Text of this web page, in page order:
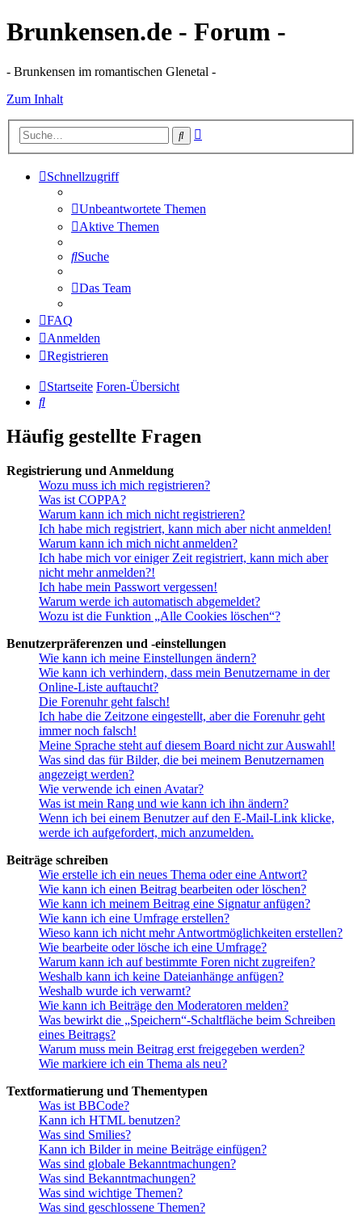
Brunkensen.de - Forum -
- Brunkensen im romantischen Glenetal -
Zum Inhalt
Suche
Schnellzugriff
Unbeantwortete Themen
Aktive Themen
Suche
Das Team
FAQ
Anmelden
Registrieren
Startseite Foren-Übersicht
Suche
Häufig gestellte Fragen
Registrierung und Anmeldung
Wozu muss ich mich registrieren?
Was ist COPPA?
Warum kann ich mich nicht registrieren?
Ich habe mich registriert, kann mich aber nicht anmelden!
Warum kann ich mich nicht anmelden?
Ich habe mich vor einiger Zeit registriert, kann mich aber
nicht mehr anmelden?!
Ich habe mein Passwort vergessen!
Warum werde ich automatisch abgemeldet?
Wozu ist die Funktion „Alle Cookies löschen“?
Benutzerpräferenzen und -einstellungen
Wie kann ich meine Einstellungen ändern?
Wie kann ich verhindern, dass mein Benutzername in der
Online-Liste auftaucht?
Die Forenuhr geht falsch!
Ich habe die Zeitzone eingestellt, aber die Forenuhr geht
immer noch falsch!
Meine Sprache steht auf diesem Board nicht zur Auswahl!
Was sind das für Bilder, die bei meinem Benutzernamen
angezeigt werden?
Wie verwende ich einen Avatar?
Was ist mein Rang und wie kann ich ihn ändern?
Wenn ich bei einem Benutzer auf den E-Mail-Link klicke,
werde ich aufgefordert, mich anzumelden.
Beiträge schreiben
Wie erstelle ich ein neues Thema oder eine Antwort?
Wie kann ich einen Beitrag bearbeiten oder löschen?
Wie kann ich meinem Beitrag eine Signatur anfügen?
Wie kann ich eine Umfrage erstellen?
Wieso kann ich nicht mehr Antwortmöglichkeiten erstellen?
Wie bearbeite oder lösche ich eine Umfrage?
Warum kann ich auf bestimmte Foren nicht zugreifen?
Weshalb kann ich keine Dateianhänge anfügen?
Weshalb wurde ich verwarnt?
Wie kann ich Beiträge den Moderatoren melden?
Was bewirkt die „Speichern“-Schaltfläche beim Schreiben
eines Beitrags?
Warum muss mein Beitrag erst freigegeben werden?
Wie markiere ich ein Thema als neu?
Textformatierung und Thementypen
Was ist BBCode?
Kann ich HTML benutzen?
Was sind Smilies?
Kann ich Bilder in meine Beiträge einfügen?
Was sind globale Bekanntmachungen?
Was sind Bekanntmachungen?
Was sind wichtige Themen?
Was sind geschlossene Themen?